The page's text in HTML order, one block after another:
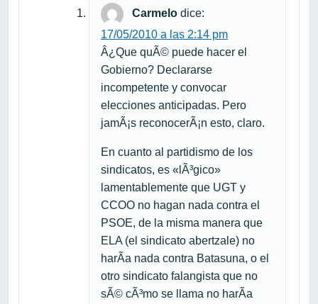
Carmelo dice:
17/05/2010 a las 2:14 pm
Â¿Que quÃ© puede hacer el
Gobierno? Declararse
incompetente y convocar
elecciones anticipadas. Pero
jamÃ¡s reconocerÃ¡n esto, claro.
En cuanto al partidismo de los
sindicatos, es «lÃ³gico»
lamentablemente que UGT y
CCOO no hagan nada contra el
PSOE, de la misma manera que
ELA (el sindicato abertzale) no
harÃ­a nada contra Batasuna, o el
otro sindicato falangista que no
sÃ© cÃ³mo se llama no harÃ­a